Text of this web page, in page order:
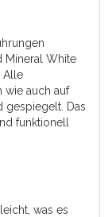
Mineral White
Alle
wie auch auf
gespiegelt. Das
funktionell
was es